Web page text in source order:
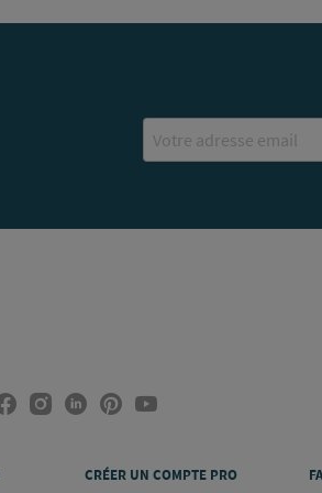
Email
CRÉER UN COMPTE PRO